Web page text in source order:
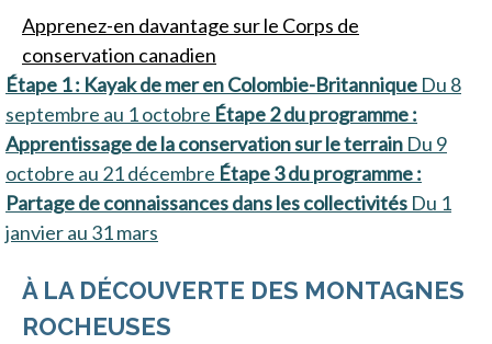
Apprenez-en davantage sur le Corps de
conservation canadien
Étape 1 : Kayak de mer en Colombie-Britannique Du 8
septembre au 1 octobre Étape 2 du programme :
Apprentissage de la conservation sur le terrain Du 9
octobre au 21 décembre Étape 3 du programme :
Partage de connaissances dans les collectivités Du 1
janvier au 31 mars
À LA DÉCOUVERTE DES MONTAGNES
ROCHEUSES